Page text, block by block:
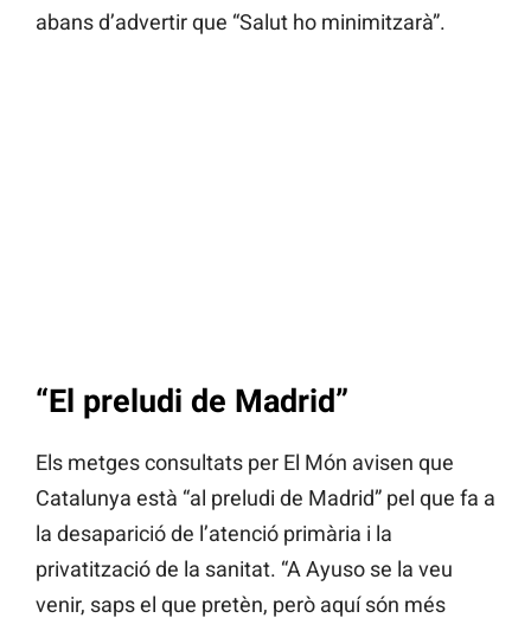
abans d’advertir que “Salut ho minimitzarà”.
“El preludi de Madrid”
Els metges consultats per El Món avisen que
Catalunya està “al preludi de Madrid” pel que fa a
la desaparició de l’atenció primària i la
privatització de la sanitat. “A Ayuso se la veu
venir, saps el que pretèn, però aquí són més